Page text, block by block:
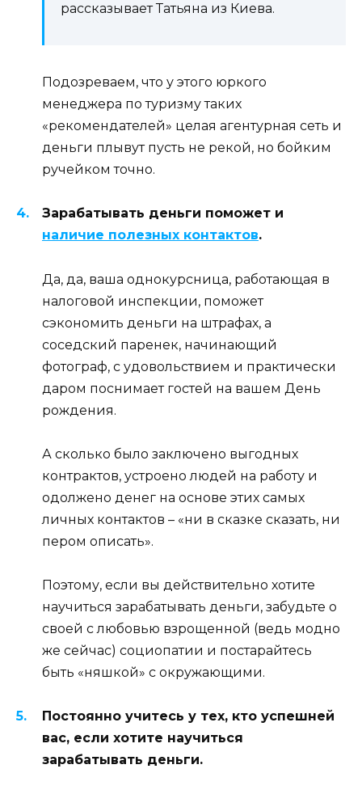
рассказывает Татьяна из Киева.
Подозреваем, что у этого юркого
менеджера по туризму таких
«рекомендателей» целая агентурная сеть и
деньги плывут пусть не рекой, но бойким
ручейком точно.
Зарабатывать деньги поможет и
наличие полезных контактов.
Да, да, ваша однокурсница, работающая в
налоговой инспекции, поможет
сэкономить деньги на штрафах, а
соседский паренек, начинающий
фотограф, с удовольствием и практически
даром поснимает гостей на вашем День
рождения.
А сколько было заключено выгодных
контрактов, устроено людей на работу и
одолжено денег на основе этих самых
личных контактов – «ни в сказке сказать, ни
пером описать».
Поэтому, если вы действительно хотите
научиться зарабатывать деньги, забудьте о
своей с любовью взрощенной (ведь модно
же сейчас) социопатии и постарайтесь
быть «няшкой» с окружающими.
Постоянно учитесь у тех, кто успешней
вас, если хотите научиться
зарабатывать деньги.